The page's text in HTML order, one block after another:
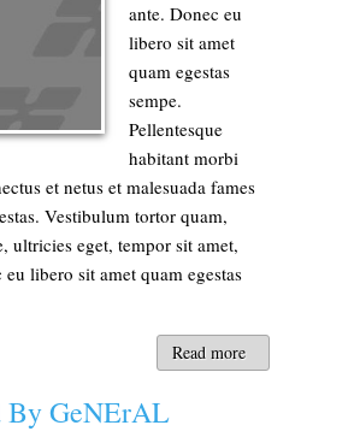
ante. Donec eu
libero sit amet
quam egestas
sempe.
Pellentesque
habitant morbi
et netus et malesuada fames
Vestibulum tortor quam,
ultricies eget, tempor sit amet,
eu libero sit amet quam egestas
Read more
By GeNErAL